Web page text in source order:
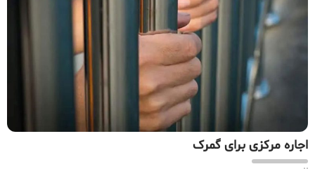
اجاره مرکزی برای گمرک